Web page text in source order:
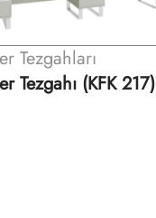
Tezgahları
Tezgahı (KFK 235)